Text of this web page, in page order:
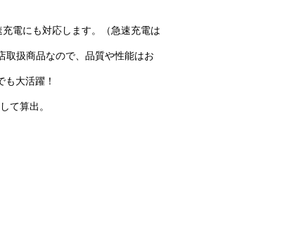
電にも対応します。（急速充電は
取扱商品なので、品質や性能はお
大活躍！
て算出。